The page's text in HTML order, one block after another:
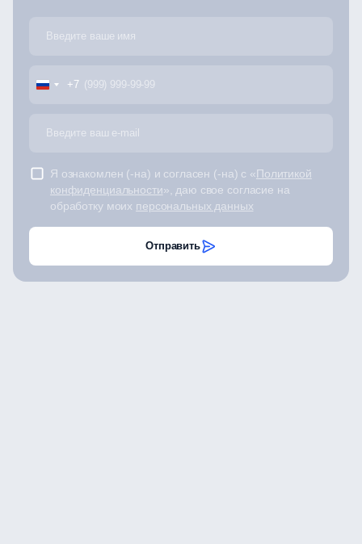
+7
Я ознакомлен (-на) и согласен (-на) с «Политикой
конфиденциальности», даю свое согласие на
обработку моих персональных данных
Отправить